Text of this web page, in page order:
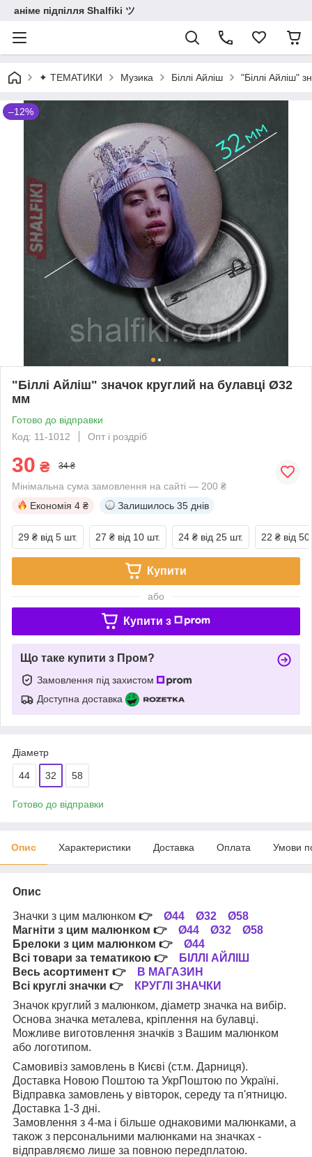
аніме підпілля Shalfiki ツ
✦ ТЕМАТИКИ Музика Біллі Айліш "Біллі Айліш"
–12%
"Біллі Айліш" значок круглий на булавці Ø32
мм
Готово до відправки
Код: 11-1012
Опт і роздріб
30 ₴ 34 ₴
Мінімальна сума замовлення на сайті — 200 ₴
Економія 4 ₴ Залишилось 35 днів
29 ₴ від 5 шт. 27 ₴ від 10 шт. 24 ₴ від 25 шт. 22 ₴ від
Купити
або
Купити з
Що таке купити з Пром?
Замовлення під захистом
Доступна доставка
Діаметр
44 32 58
Готово до відправки
Опис Характеристики Доставка Оплата Умови
Опис
Значки з цим малюнком 👉 Ø44 Ø32
Ø58
Магніти з цим малюнком 👉 Ø44 Ø32
Ø58
Брелоки з цим малюнком 👉 Ø44
Всі товари за тематикою 👉
БІЛЛІ АЙЛІШ
Весь асортимент 👉
В МАГАЗИН
Всі круглі значки 👉
КРУГЛІ ЗНАЧКИ
Значок круглий з малюнком, діаметр значка на вибір.
Основа значка металева, кріплення на булавці.
Можливе виготовлення значків з Вашим малюнком
або логотипом.
Самовивіз замовлень в Києві (ст.м. Дарниця).
Доставка Новою Поштою та УкрПоштою по Україні.
Відправка замовлень у вівторок, середу та п'ятницю.
Доставка 1-3 дні.
Замовлення з 4-ма і більше однаковими малюнками, а
також з персональними малюнками на значках -
відправляємо лише за повною передплатою.